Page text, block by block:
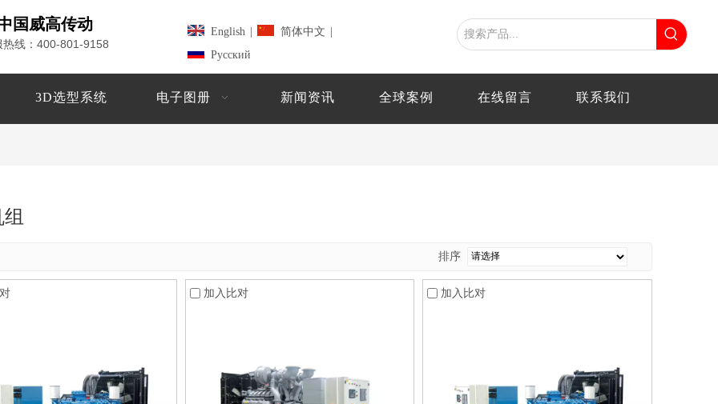
国威高传动
线： 400-801-9158
English 简体中文
Pусский
3D选型系统 电子图册 新闻资讯 全球案例 在线留言 联系我们
排序
加入比对 加入比对